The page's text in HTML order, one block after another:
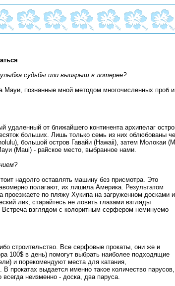
судьбы или выигрыш в лотерее?
Мауи, познанные мной методом многочисленных проб
удаленный от ближайшего континента архипелаг
больших. Лишь только семь из них облюбованы
большой остров Гавайи (Hawaii), затем Молокаи
(Maui) - райское место, выбранное нами.
надолго оставлять машину без присмотра. Это
полагают, их лишила Америка. Результатом
проезжаете по пляжу Хукипа на загруженном досками и
лик, старайтесь не ловить глазами взгляды
взглядом с колоритным серфером неминуемо
строительство. Все серфовые прокаты, они же и
100$ в день) помогут выбрать наиболее подходящие
и порекомендуют места для катания,
выдается именно такое количество парусов,
неизменно - доска, два паруса.